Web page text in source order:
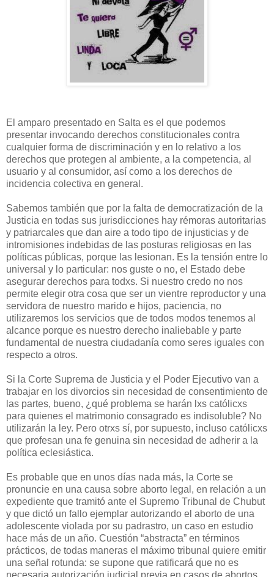
El amparo presentado en Salta es el que podemos
presentar invocando derechos constitucionales contra
cualquier forma de discriminación y en lo relativo a los
derechos que protegen al ambiente, a la competencia, al
usuario y al consumidor, así como a los derechos de
incidencia colectiva en general.
Sabemos también que por la falta de democratización de la
Justicia en todas sus jurisdicciones hay rémoras autoritarias
y patriarcales que dan aire a todo tipo de injusticias y de
intromisiones indebidas de las posturas religiosas en las
políticas públicas, porque las lesionan. Es la tensión entre lo
universal y lo particular: nos guste o no, el Estado debe
asegurar derechos para todxs. Si nuestro credo no nos
permite elegir otra cosa que ser un vientre reproductor y una
servidora de nuestro marido e hijos, paciencia, no
utilizaremos los servicios que de todos modos tenemos al
alcance porque es nuestro derecho inaliebable y parte
fundamental de nuestra ciudadanía como seres iguales con
respecto a otros.
Si la Corte Suprema de Justicia y el Poder Ejecutivo van a
trabajar en los divorcios sin necesidad de consentimiento de
las partes, bueno, ¿qué problema se harán lxs católicxs
para quienes el matrimonio consagrado es indisoluble? No
utilizarán la ley. Pero otrxs sí, por supuesto, incluso católicxs
que profesan una fe genuina sin necesidad de adherir a la
política eclesiástica.
Es probable que en unos días nada más, la Corte se
pronuncie en una causa sobre aborto legal, en relación a un
expediente que tramitó ante el Supremo Tribunal de Chubut
y que dictó un fallo ejemplar autorizando el aborto de una
adolescente violada por su padrastro, un caso en estudio
hace más de un año. Cuestión “abstracta” en términos
prácticos, de todas maneras el máximo tribunal quiere emitir
una señal rotunda: se supone que ratificará que no es
necesaria autorización judicial previa en casos de abortos